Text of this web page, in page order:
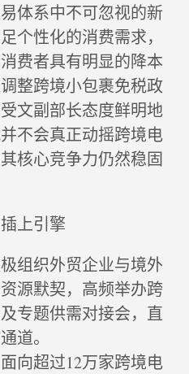
体系中不可忽视的新
个性化的消费需求，
费者具有明显的降本
整跨境小包裹免税政
文副部长态度鲜明地
不会真正动摇跨境电
核心竞争力仍然稳固
上引擎
组织外贸企业与境外
源默契，高频举办跨
专题供需对接会，直
道。
向超过12万家跨境电